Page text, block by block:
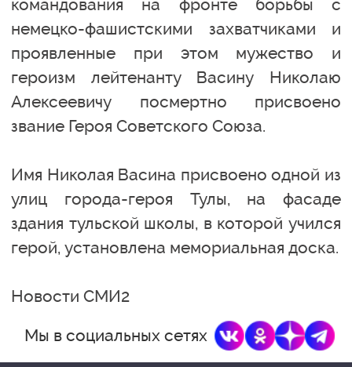
командования на фронте борьбы с
немецко-фашистскими захватчиками и
проявленные при этом мужество и
героизм лейтенанту Васину Николаю
Алексеевичу посмертно присвоено
звание Героя Советского Союза.
Имя Николая Васина присвоено одной из
улиц города-героя Тулы, на фасаде
здания тульской школы, в которой учился
герой, установлена мемориальная доска.
Новости СМИ2
Мы в социальных сетях